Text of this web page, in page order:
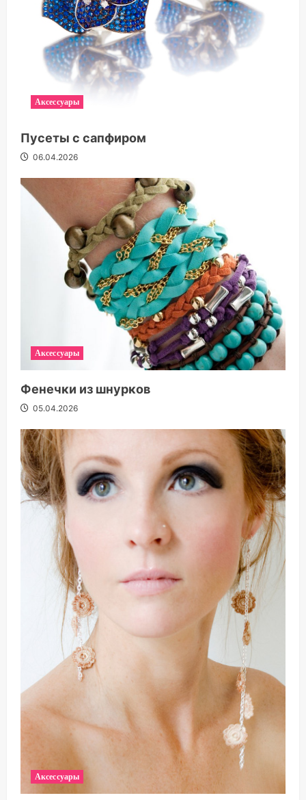
Аксессуары
Пусеты с сапфиром
06.04.2026
Аксессуары
Фенечки из шнурков
05.04.2026
Аксессуары